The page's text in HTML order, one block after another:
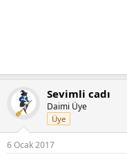
Sevimli cadı
Daimi Üye
Üye
6 Ocak 2017